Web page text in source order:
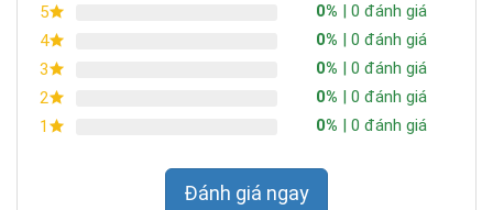
5 0% | 0 đánh giá
4
0% | 0 đánh giá
3
0% | 0 đánh giá
2
0% | 0 đánh giá
1
0% | 0 đánh giá
Đánh giá ngay